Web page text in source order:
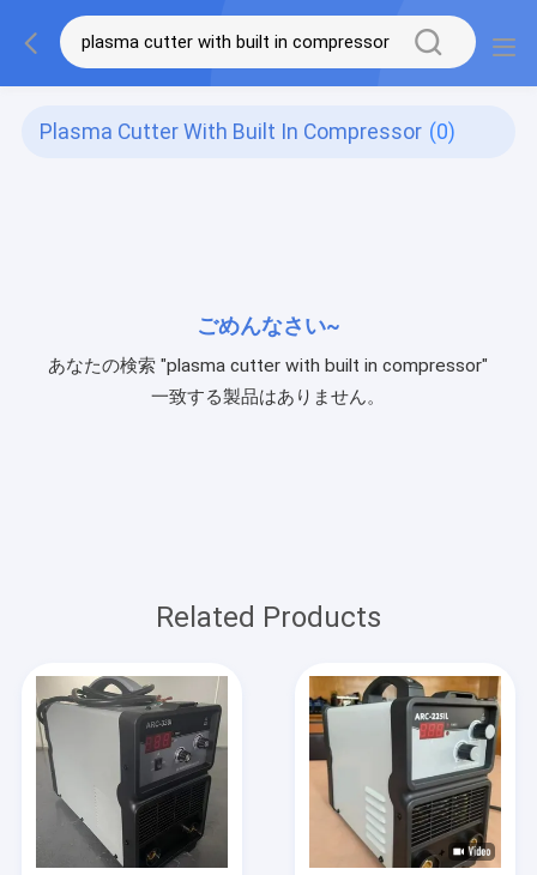
Plasma Cutter With Built In Compressor (0)
ごめんなさい~
あなたの検索 "plasma cutter with built in compressor"
一致する製品はありません。
Related Products